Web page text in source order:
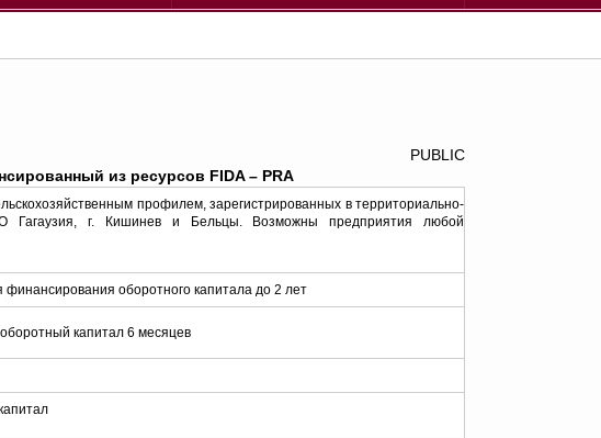
PUBLIC
из ресурсов FIDA – PRA
профилем, зарегистрированных в территориально-
Гагаузия, г. Кишинев и Бельцы. Возможны предприятия любой
оборотного капитала до 2 лет
капитал 6 месяцев